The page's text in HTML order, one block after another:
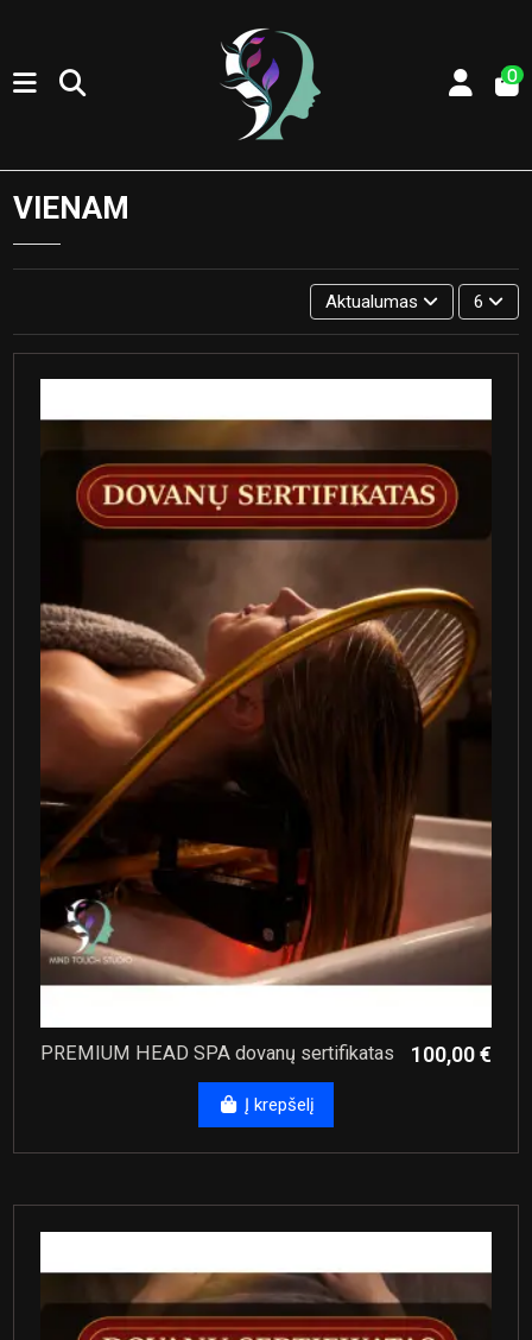
0
VIENAM
Aktualumas 6
PREMIUM HEAD SPA dovanų sertifikatas 100,00 €
Į krepšelį